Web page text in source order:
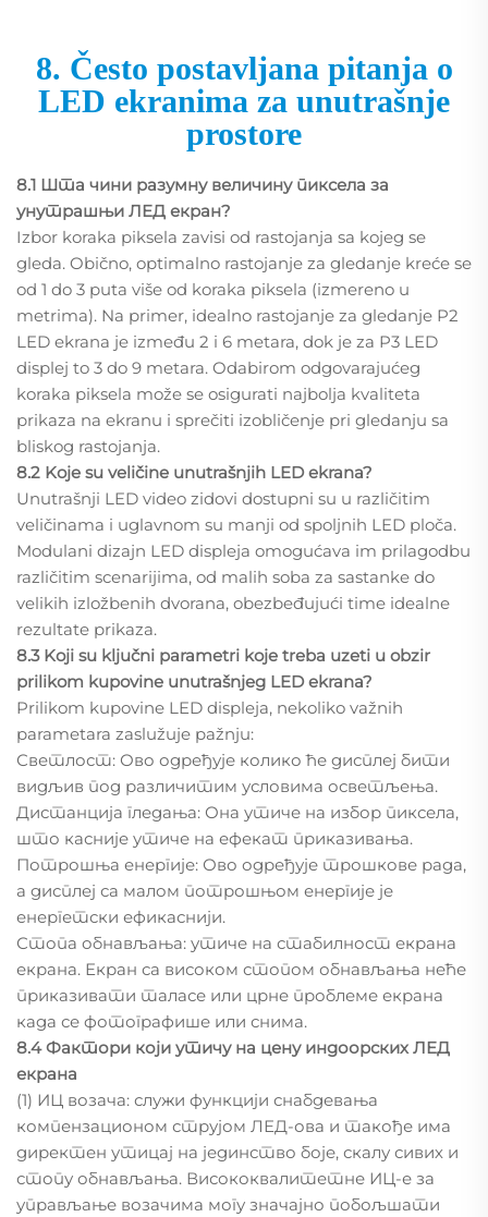
8. Često postavljana pitanja o
LED ekranima za unutrašnje
prostore
8.1 Шта чини разумну величину пиксела за
унутрашњи ЛЕД екран?
Izbor koraka piksela zavisi od rastojanja sa kojeg se
gleda. Obično, optimalno rastojanje za gledanje kreće se
od 1 do 3 puta više od koraka piksela (izmereno u
metrima). Na primer, idealno rastojanje za gledanje P2
LED ekrana je između 2 i 6 metara, dok je za P3 LED
displej to 3 do 9 metara. Odabirom odgovarajućeg
koraka piksela može se osigurati najbolja kvaliteta
prikaza na ekranu i sprečiti izobličenje pri gledanju sa
bliskog rastojanja.
8.2 Koje su veličine unutrašnjih LED ekrana?
Unutrašnji LED video zidovi dostupni su u različitim
veličinama i uglavnom su manji od spoljnih LED ploča.
Modulani dizajn LED displeja omogućava im prilagodbu
različitim scenarijima, od malih soba za sastanke do
velikih izložbenih dvorana, obezbeđujući time idealne
rezultate prikaza.
8.3 Koji su ključni parametri koje treba uzeti u obzir
prilikom kupovine unutrašnjeg LED ekrana?
Prilikom kupovine LED displeja, nekoliko važnih
parametara zaslužuje pažnju:
Светлост: Ово одређује колико ће дисплеј бити
видљив под различитим условима осветљења.
Дистанција гледања: Она утиче на избор пиксела,
што касније утиче на ефекат приказивања.
Потрошња енергије: Ово одређује трошкове рада,
а дисплеј са малом потрошњом енергије је
енергетски ефикаснији.
Стопа обнављања: утиче на стабилност екрана
екрана. Екран са високом стопом обнављања неће
приказивати таласе или црне проблеме екрана
када се фотографише или снима.
8.4 Фактори који утичу на цену индоорских ЛЕД
екрана
(1) ИЦ возача: служи функцији снабдевања
компензационом струјом ЛЕД-ова и такође има
директен утицај на јединство боје, скалу сивих и
стопу обнављања. Висококвалитетне ИЦ-е за
управљање возачима могу значајно побољшати